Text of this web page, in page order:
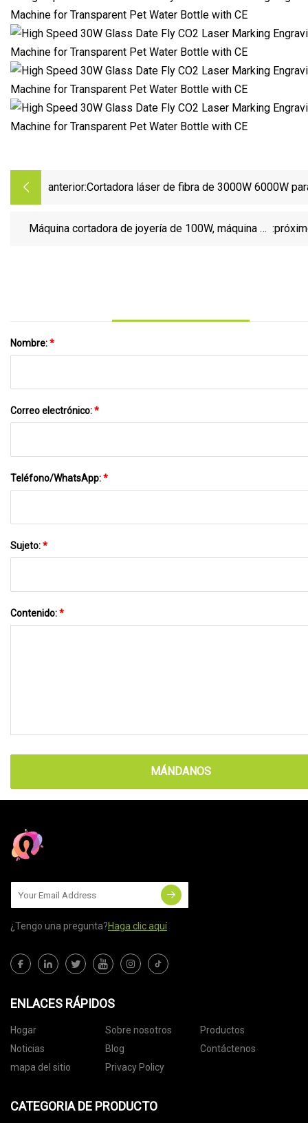
anterior:Cortadora láser de fibra de 3000W 6000W
Máquina cortadora de joyería de 100W, máquina de
Nombre:*
Correo electrónico:*
Teléfono/WhatsApp:*
Sujeto:*
Contenido:*
MÁNDANOS
¿Tengo una pregunta?Haga clic aquí
ENLACES RÁPIDOS
Hogar Sobre nosotros
Productos
Noticias
Blog
Contáctenos
mapa del sitio
Privacy Policy
CATEGORIA DE PRODUCTO